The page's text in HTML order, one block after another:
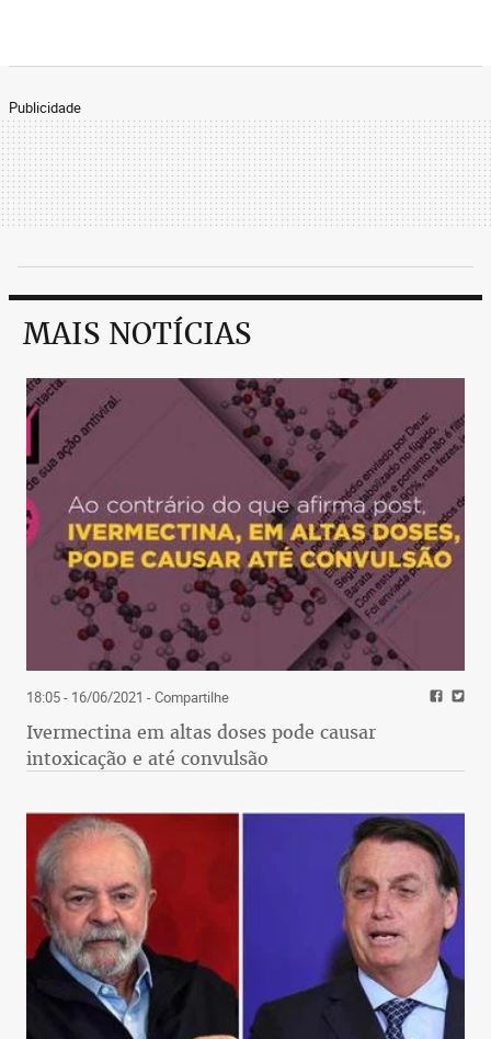
Publicidade
MAIS NOTÍCIAS
18:05 - 16/06/2021 - Compartilhe
Ivermectina em altas doses pode causar
intoxicação e até convulsão